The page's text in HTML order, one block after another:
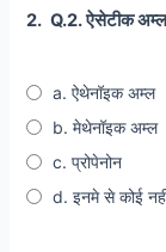
2. Q.2. ऐसेटीक
a. ऐथेनॉइक अम्ल
b. मेथेनॉइक अम्ल
c. प्रोपेनोन
d. इनमे से कोई